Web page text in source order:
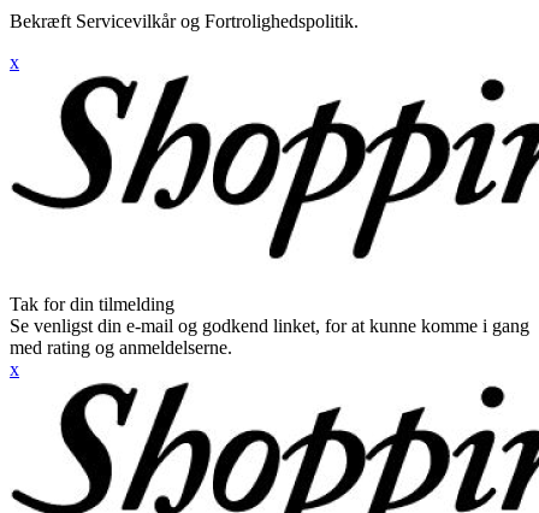
Bekræft Servicevilkår og Fortrolighedspolitik.
x
Tak for din tilmelding
Se venligst din e-mail og godkend linket, for at kunne komme i gang
med rating og anmeldelserne.
x